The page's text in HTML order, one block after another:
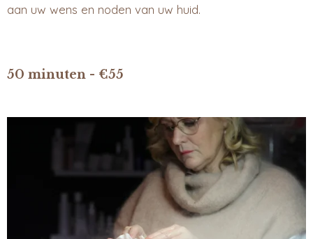
aan uw wens en noden van uw huid.
50 minuten - €55